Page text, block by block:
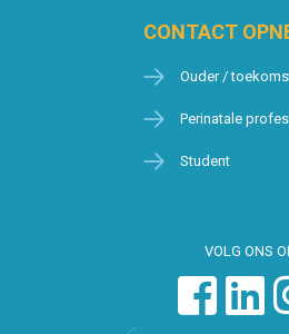
CONTACT
Ouder /
Perinatale
Student
VOLG ONS